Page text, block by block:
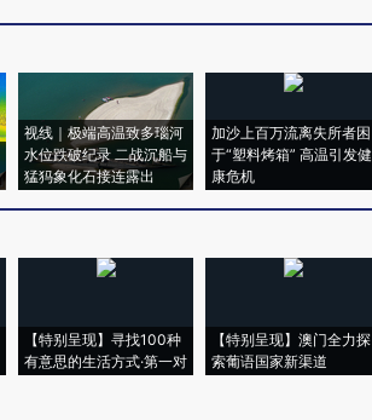
视线｜极端高温致多瑙河
水位跌破纪录 二战沉船与
猛犸象化石接连露出
加沙上百万流离失所者困
于“塑料烤箱” 高温引发健
康危机
【特别呈现】寻找100种
有意思的生活方式·第一对
【特别呈现】澳门全力探
索葡语国家新渠道